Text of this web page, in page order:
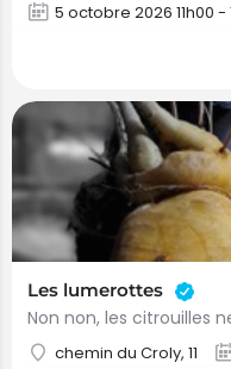
5 octobre 2026 11h00 -
Les lumerottes
chemin du Croly, 11